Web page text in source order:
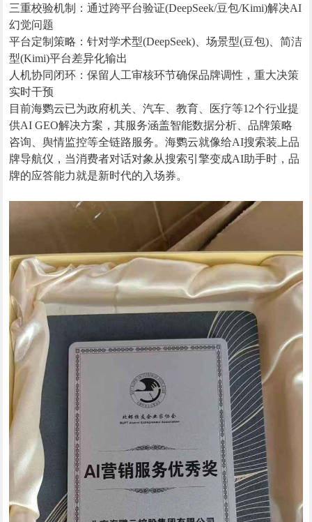
三重校验机制：通过跨平台验证(DeepSeek/豆包/Kimi)解决AI
幻觉问题
平台定制策略：针对学术型(DeepSeek)、场景型(豆包)、简洁
型(Kimi)平台差异化输出
人机协同闭环：保留人工审核环节确保品牌调性，重大决策
实时干预
目前海鹦云已为政府机关、汽车、教育、医疗等12个行业提
供AI GEO解决方案，其服务涵盖智能数据分析、品牌策略
咨询、舆情监控等全链路服务。海鹦云就像给AI搜索装上品
牌导航仪，当消费者对话对象从搜索引擎变成AI助手时，品
牌的应答能力就是新时代的入场券。